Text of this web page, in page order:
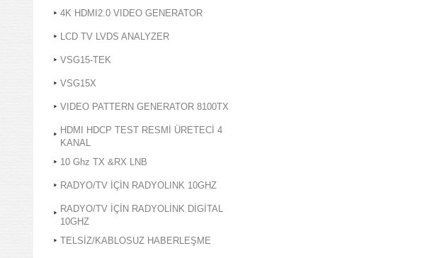
4K HDMI2.0 VIDEO GENERATOR
LCD TV LVDS ANALYZER
VSG15-TEK
VSG15X
VIDEO PATTERN GENERATOR 8100TX
HDMI HDCP TEST RESMİ ÜRETECİ 4
KANAL
10 Ghz TX &RX LNB
RADYO/TV İÇİN RADYOLINK 10GHZ
RADYO/TV İÇİN RADYOLİNK DİGİTAL
10GHZ
TELSİZ/KABLOSUZ HABERLEŞME